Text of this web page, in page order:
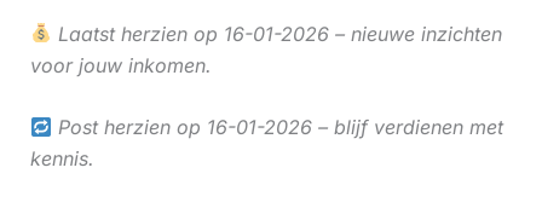
Laatst herzien op 16-01-2026 – nieuwe inzichten
voor jouw inkomen.
Post herzien op 16-01-2026 – blijf verdienen met
kennis.